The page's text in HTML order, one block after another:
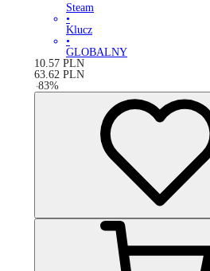
Steam
•
Klucz
•
GLOBALNY
10.57 PLN
63.62 PLN
-83%